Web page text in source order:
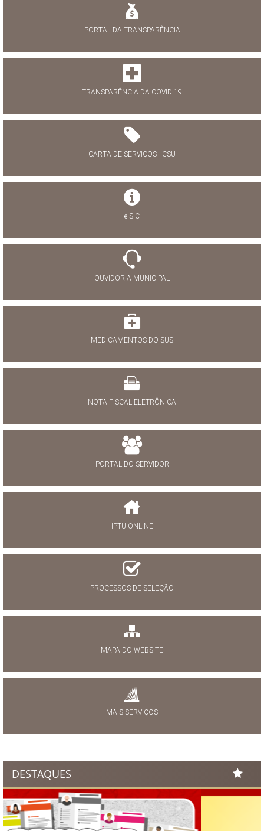
PORTAL DA TRANSPARÊNCIA
TRANSPARÊNCIA DA COVID-19
CARTA DE SERVIÇOS - CSU
e-SIC
OUVIDORIA MUNICIPAL
MEDICAMENTOS DO SUS
NOTA FISCAL ELETRÔNICA
PORTAL DO SERVIDOR
IPTU ONLINE
PROCESSOS DE SELEÇÃO
MAPA DO WEBSITE
MAIS SERVIÇOS
DESTAQUES